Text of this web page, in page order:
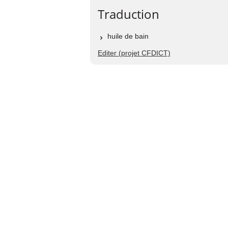
Traduction
huile de bain
Editer (projet CFDICT)